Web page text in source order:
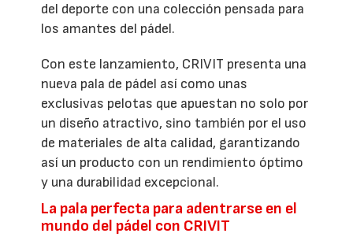
del deporte con una colección pensada para
los amantes del pádel.
Con este lanzamiento, CRIVIT presenta una
nueva pala de pádel así como unas
exclusivas pelotas que apuestan no solo por
un diseño atractivo, sino también por el uso
de materiales de alta calidad, garantizando
así un producto con un rendimiento óptimo
y una durabilidad excepcional.
La pala perfecta para adentrarse en el
mundo del pádel con CRIVIT